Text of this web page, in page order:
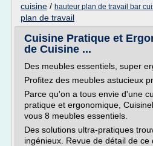
cuisine / hauteur plan de travail bar
plan de travail
Cuisine Pratique et
de Cuisine ...
Des meubles essentiels, super
Profitez des meubles astucieux
Parce qu'on a tous envie d'une
pratique et ergonomique,
vous 8 meubles essentiels.
Des solutions ultra-pratiques
ingénieux. Revue de détail de ce